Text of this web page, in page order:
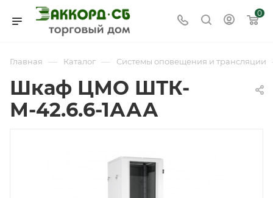
0
Главная — Каталог — Системы оповещения и трансляции
Шкаф ЦМО ШТК-
М-42.6.6-1ААА